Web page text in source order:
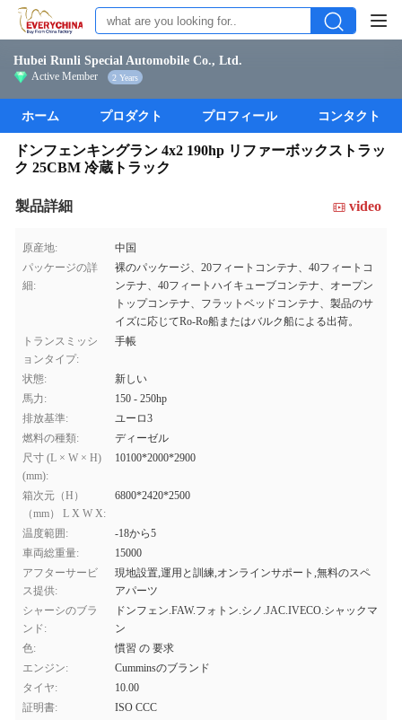
Hubei Runli Special Automobile Co., Ltd.
Active Member 2 Years
ホーム プロダクト プロフィール コンタクト
ドンフェンキングラン 4x2 190hp リファーボックストラッ
ク 25CBM 冷蔵トラック
製品詳細 video
原産地:
中国
パッケージの詳
細:
裸のパッケージ、20フィートコンテナ、40フィートコ
ンテナ、40フィートハイキューブコンテナ、オープン
トップコンテナ、フラットベッドコンテナ、製品のサ
イズに応じてRo-Ro船またはバルク船による出荷。
トランスミッシ
ョンタイプ:
手帳
状態:
新しい
馬力:
150 - 250hp
排放基準:
ユーロ3
燃料の種類:
ディーゼル
尺寸 (L × W × H)
(mm):
10100*2000*2900
箱次元（H）
（mm） L X W X:
6800*2420*2500
温度範囲:
-18から5
車両総重量:
15000
アフターサービ
ス提供:
現地設置,運用と訓練,オンラインサポート,無料のスペ
アパーツ
シャーシのブラ
ンド:
ドンフェン.FAW.フォトン.シノ.JAC.IVECO.シャックマ
ン
色:
慣習 の 要求
エンジン:
Cumminsのブランド
タイヤ:
10.00
証明書:
ISO CCC